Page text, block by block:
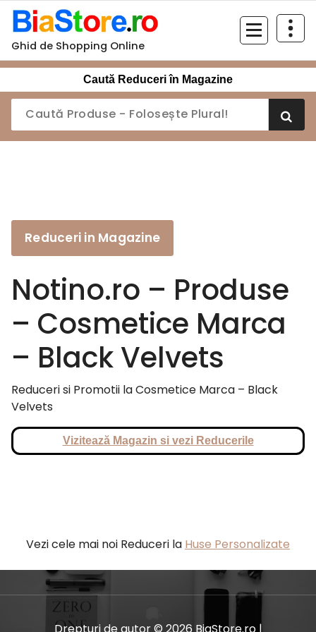
Sari
conținut
Ghid de Shopping Online
Caută Reduceri în Magazine
Reduceri in Magazine
Notino.ro – Produse
– Cosmetice Marca
– Black Velvets
Reduceri si Promotii la Cosmetice Marca – Black
Velvets
Vizitează Magazin si vezi Reducerile
Vezi cele mai noi Reduceri la Huse Personalizate